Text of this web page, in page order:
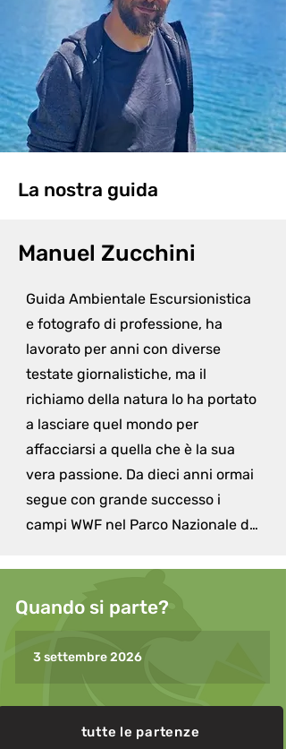
La nostra guida
Manuel Zucchini
Guida Ambientale Escursionistica
e fotografo di professione, ha
lavorato per anni con diverse
testate giornalistiche, ma il
richiamo della natura lo ha portato
a lasciare quel mondo per
affacciarsi a quella che è la sua
vera passione. Da dieci anni ormai
segue con grande successo i
campi WWF nel Parco Nazionale del
ragazzi alla scoperta di luoghi
meravigliosi ed incontaminati,
naturalistica, con particolare
questa disciplina. Negli anni ha
Quando si parte?
3 settembre 2026
tutte le partenze